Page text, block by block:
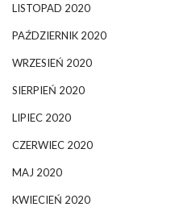
LISTOPAD 2020
PAŹDZIERNIK 2020
WRZESIEŃ 2020
SIERPIEŃ 2020
LIPIEC 2020
CZERWIEC 2020
MAJ 2020
KWIECIEŃ 2020